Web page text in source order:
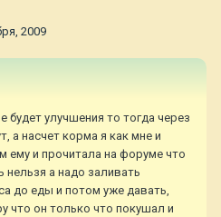
2009
будет улучшения то тогда через
а насчет корма я как мне и
ему и прочитала на форуме что
а надо заливать
до еды и потом уже давать,
что он только что покушал и